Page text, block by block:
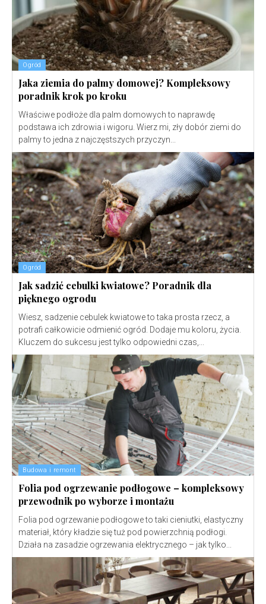
Ogród
Jaka ziemia do palmy domowej? Kompleksowy
poradnik krok po kroku
Właściwe podłoże dla palm domowych to naprawdę
podstawa ich zdrowia i wigoru. Wierz mi, zły dobór ziemi do
palmy to jedna z najczęstszych przyczyn...
Ogród
Jak sadzić cebulki kwiatowe? Poradnik dla
pięknego ogrodu
Wiesz, sadzenie cebulek kwiatowe to taka prosta rzecz, a
potrafi całkowicie odmienić ogród. Dodaje mu koloru, życia.
Kluczem do sukcesu jest tylko odpowiedni czas,...
Budowa i remont
Folia pod ogrzewanie podłogowe – kompleksowy
przewodnik po wyborze i montażu
Folia pod ogrzewanie podłogowe to taki cieniutki, elastyczny
materiał, który kładzie się tuż pod powierzchnią podłogi.
Działa na zasadzie ogrzewania elektrycznego – jak tylko...